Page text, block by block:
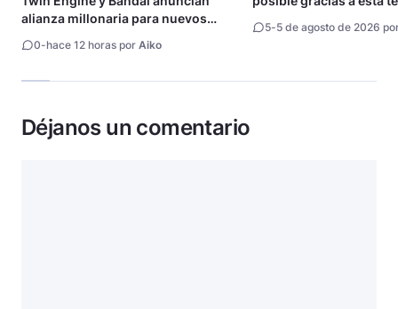
alianza millonaria para nuevos
0-hace 12 horas por Aiko
5-5 de agosto de 2026
Déjanos un comentario